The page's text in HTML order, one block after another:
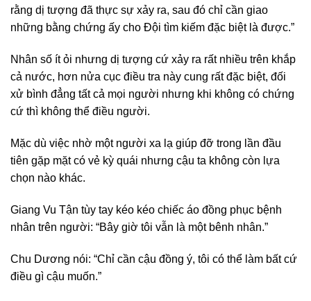
rằng dị tượng đã thực sự xảy ra, sau đó chỉ cần giao
những bằng chứng ấy cho Đội tìm kiếm đặc biệt là được.”
Nhân số ít ỏi nhưng dị tượng cứ xảy ra rất nhiều trên khắp
cả nước, hơn nửa cục điều tra này cung rất đặc biệt, đối
xử bình đẳng tất cả mọi người nhưng khi không có chứng
cứ thì không thể điều người.
Mặc dù việc nhờ một người xa lạ giúp đỡ trong lần đầu
tiên gặp mặt có vẻ kỳ quái nhưng cậu ta không còn lựa
chọn nào khác.
Giang Vu Tận tùy tay kéo kéo chiếc áo đồng phục bệnh
nhân trên người: “Bây giờ tôi vẫn là một bênh nhân.”
Chu Dương nói: “Chỉ cần cậu đồng ý, tôi có thể làm bất cứ
điều gì cậu muốn.”